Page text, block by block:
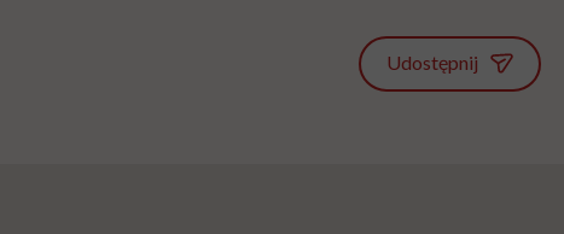
Udostępnij